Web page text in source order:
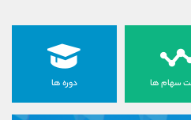
سهام ها دوره ها